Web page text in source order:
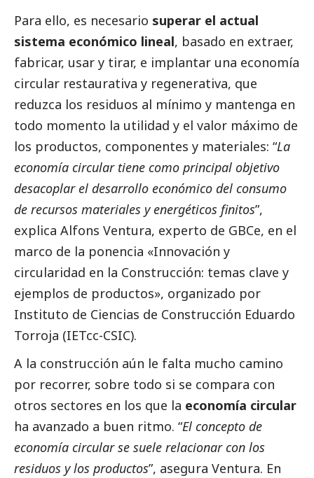
Para ello, es necesario superar el actual
sistema económico lineal, basado en extraer,
fabricar, usar y tirar, e implantar una economía
circular restaurativa y regenerativa, que
reduzca los residuos al mínimo y mantenga en
todo momento la utilidad y el valor máximo de
los productos, componentes y materiales: “La
economía circular tiene como principal objetivo
desacoplar el desarrollo económico del consumo
de recursos materiales y energéticos finitos”,
explica Alfons Ventura, experto de GBCe, en el
marco de la ponencia «Innovación y
circularidad en la Construcción: temas clave y
ejemplos de productos», organizado por
Instituto de Ciencias de Construcción Eduardo
Torroja (IETcc-CSIC).
A la construcción aún le falta mucho camino
por recorrer, sobre todo si se compara con
otros sectores en los que la economía circular
ha avanzado a buen ritmo. “El concepto de
economía circular se suele relacionar con los
residuos y los productos”, asegura Ventura. En